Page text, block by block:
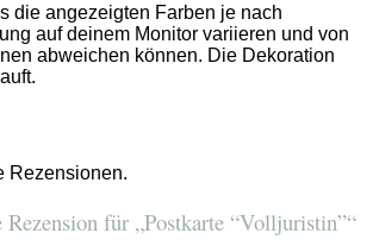
die angezeigten Farben je nach
auf deinem Monitor variieren und von
abweichen können. Die Dekoration
Rezensionen.
Rezension für „Postkarte “Volljuristin”“